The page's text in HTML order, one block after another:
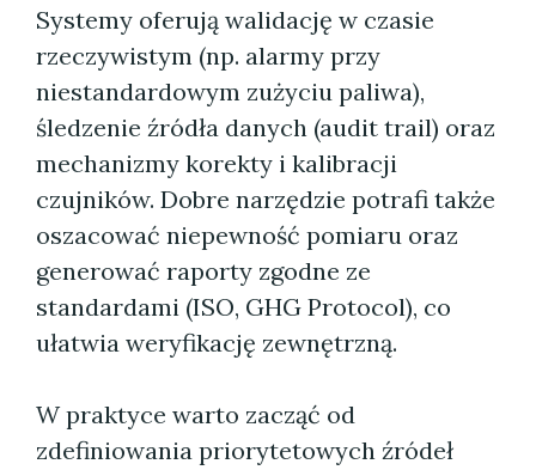
Systemy oferują walidację w czasie
rzeczywistym (np. alarmy przy
niestandardowym zużyciu paliwa),
śledzenie źródła danych (audit trail) oraz
mechanizmy korekty i kalibracji
czujników. Dobre narzędzie potrafi także
oszacować niepewność pomiaru oraz
generować raporty zgodne ze
standardami (ISO, GHG Protocol), co
ułatwia weryfikację zewnętrzną.
W praktyce warto zacząć od
zdefiniowania priorytetowych źródeł